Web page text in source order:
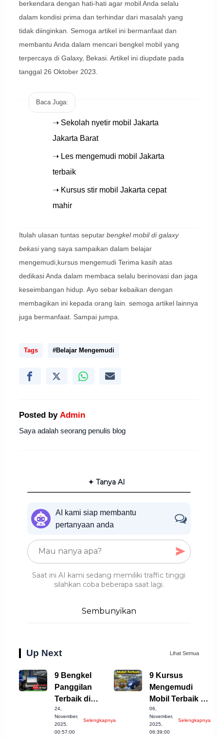
berkendara dengan hati-hati agar mobil Anda selalu
dalam kondisi prima dan terhindar dari masalah yang
tidak diinginkan. Semoga artikel ini bermanfaat dan
membantu Anda dalam mencari bengkel mobil yang
terpercaya di Galaxy, Bekasi. Artikel ini diupdate pada
tanggal 26 Oktober 2023.
Baca Juga:
➝ Sekolah nyetir mobil Jakarta
Jakarta Barat
➝ Les mengemudi mobil Jakarta
terbaik
➝ Kursus stir mobil Jakarta cepat
mahir
Itulah ulasan tuntas seputar bengkel mobil di galaxy
bekasiyang saya sampaikan dalam belajar
mengemudi,kursus mengemudi Terima kasih atas
dedikasi Anda dalam membaca selalu berinovasi dan jaga
keseimbangan hidup. Ayo sebar kebaikan dengan
membagikan ini kepada orang lain. semoga artikel lainnya
juga bermanfaat. Sampai jumpa.
Tags #Belajar Mengemudi
Posted by Admin
Saya adalah seorang penulis blog
✦ Tanya AI
AI kami siap membantu
pertanyaan anda
Saat ini AI kami sedang memiliki traffic tinggi
silahkan coba beberapa saat lagi.
Sembunyikan
Up Next Lihat Semua
9 Bengkel
Panggilan
Terbaik di
Temanggung
untuk Anda
Coba!
24,
November,
2025,
00:57:00
Selengkapnya
9 Kursus
Mengemudi
Mobil Terbaik di
Karawang yang
Wajib Dicoba!
06,
November,
2025,
06:39:00
Selengkapnya